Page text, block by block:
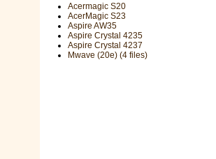
Acermagic S20
AcerMagic S23
Aspire AW35
Aspire Crystal 4235
Aspire Crystal 4237
Mwave (20e) (4 files)